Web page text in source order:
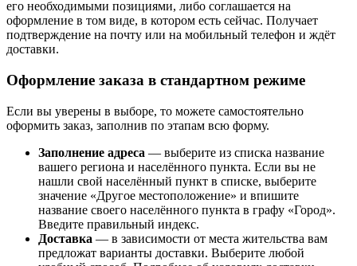
его необходимыми позициями, либо соглашается на
оформление в том виде, в котором есть сейчас. Получает
подтверждение на почту или на мобильный телефон и ждёт
доставки.
Оформление заказа в стандартном режиме
Если вы уверены в выборе, то можете самостоятельно
оформить заказ, заполнив по этапам всю форму.
Заполнение адреса — выберите из списка название
вашего региона и населённого пункта. Если вы не
нашли свой населённый пункт в списке, выберите
значение «Другое местоположение» и впишите
название своего населённого пункта в графу «Город».
Введите правильный индекс.
Доставка — в зависимости от места жительства вам
предложат варианты доставки. Выберите любой